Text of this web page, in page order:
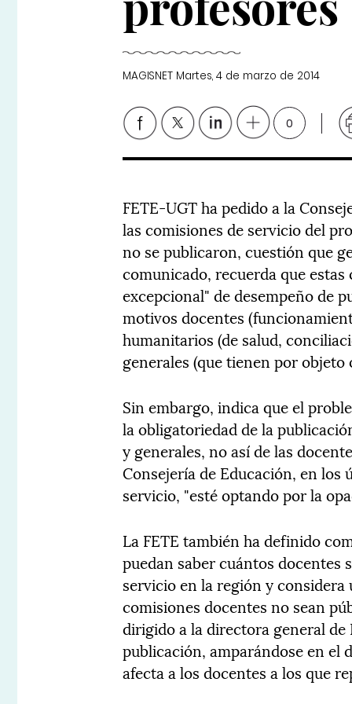
MAGISNET Martes, 4 de marzo de 2014
0
FETE-UGT ha pedido a la
las comisiones de servicio del
no se publicaron, cuestión que
comunicado, recuerda que
excepcional" de desempeño de
motivos docentes
humanitarios (de salud,
generales (que tienen por objeto
Sin embargo, indica que el
la obligatoriedad de la
y generales, no así de las
Consejería de Educación, en los
servicio, "esté optando por la
La FETE también ha definido
puedan saber cuántos
servicio en la región y
comisiones docentes no sean
dirigido a la directora general de
publicación, amparándose en el
afecta a los docentes a los que